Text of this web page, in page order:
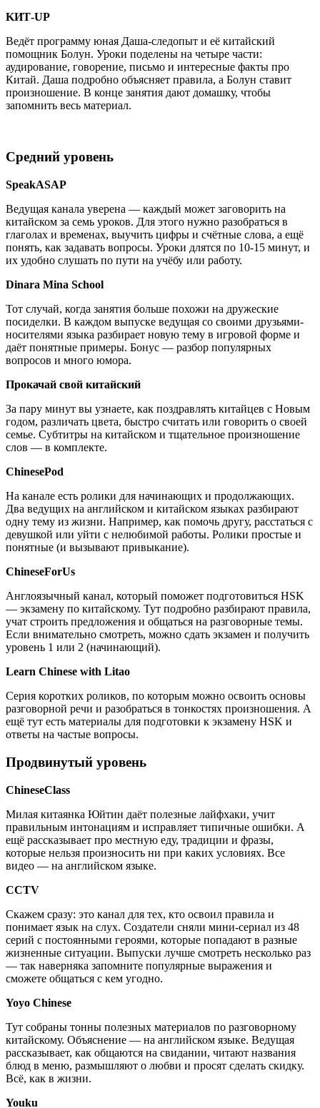
KИТ-UP
Ведёт программу юная Даша-следопыт и её китайский
помощник Болун. Уроки поделены на четыре части:
аудирование, говорение, письмо и интересные факты про
Китай. Даша подробно объясняет правила, а Болун ставит
произношение. В конце занятия дают домашку, чтобы
запомнить весь материал.
Средний уровень
SpeakASAP
Ведущая канала уверена — каждый может заговорить на
китайском за семь уроков. Для этого нужно разобраться в
глаголах и временах, выучить цифры и счётные слова, а ещё
понять, как задавать вопросы. Уроки длятся по 10-15 минут, и
их удобно слушать по пути на учёбу или работу.
Dinara Mina School
Тот случай, когда занятия больше похожи на дружеские
посиделки. В каждом выпуске ведущая со своими друзьями-
носителями языка разбирает новую тему в игровой форме и
даёт понятные примеры. Бонус — разбор популярных
вопросов и много юмора.
Прокачай свой китайский
За пару минут вы узнаете, как поздравлять китайцев с Новым
годом, различать цвета, быстро считать или говорить о своей
семье. Субтитры на китайском и тщательное произношение
слов — в комплекте.
ChinesePod
На канале есть ролики для начинающих и продолжающих.
Два ведущих на английском и китайском языках разбирают
одну тему из жизни. Например, как помочь другу, расстаться с
девушкой или уйти с нелюбимой работы. Ролики простые и
понятные (и вызывают привыкание).
ChineseForUs
Англоязычный канал, который поможет подготовиться HSK
— экзамену по китайскому. Тут подробно разбирают правила,
учат строить предложения и общаться на разговорные темы.
Если внимательно смотреть, можно сдать экзамен и получить
уровень 1 или 2 (начинающий).
Learn Chinese with Litao
Серия коротких роликов, по которым можно освоить основы
разговорной речи и разобраться в тонкостях произношения. А
ещё тут есть материалы для подготовки к экзамену HSK и
ответы на частые вопросы.
Продвинутый уровень
ChineseClass
Милая китаянка Юйтин даёт полезные лайфхаки, учит
правильным интонациям и исправляет типичные ошибки. А
ещё рассказывает про местную еду, традиции и фразы,
которые нельзя произносить ни при каких условиях. Все
видео — на английском языке.
CCTV
Скажем сразу: это канал для тех, кто освоил правила и
понимает язык на слух. Создатели сняли мини-сериал из 48
серий с постоянными героями, которые попадают в разные
жизненные ситуации. Выпуски лучше смотреть несколько раз
— так наверняка запомните популярные выражения и
сможете общаться с кем угодно.
Yoyo Chinese
Тут собраны тонны полезных материалов по разговорному
китайскому. Объяснение — на английском языке. Ведущая
рассказывает, как общаются на свидании, читают названия
блюд в меню, размышляют о любви и просят сделать скидку.
Всё, как в жизни.
Youku